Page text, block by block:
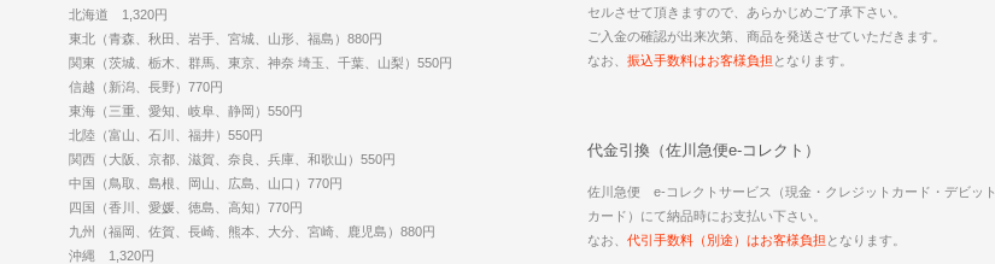
北海道 1,320円
東北（青森、秋田、岩手、宮城、山形、福島）880円
関東（茨城、栃木、群馬、東京、神奈 埼玉、千葉、山梨）550円
信越（新潟、長野）770円
東海（三重、愛知、岐阜、静岡）550円
北陸（富山、石川、福井）550円
関西（大阪、京都、滋賀、奈良、兵庫、和歌山）550円
中国（鳥取、島根、岡山、広島、山口）770円
四国（香川、愛媛、徳島、高知）770円
九州（福岡、佐賀、長崎、熊本、大分、宮崎、鹿児島）880円
沖縄 1,320円
セルさせて頂きますので、あらかじめご了承下さい。
ご入金の確認が出来次第、商品を発送させていただきます。
なお、 振込手数料はお客様負担 となります。
代金引換（佐川急便e-コレクト）
佐川急便 e-コレクトサービス（現金・クレジットカード・デビット
カード）にて納品時にお支払い下さい。
なお、 代引手数料（別途）はお客様負担 となります。